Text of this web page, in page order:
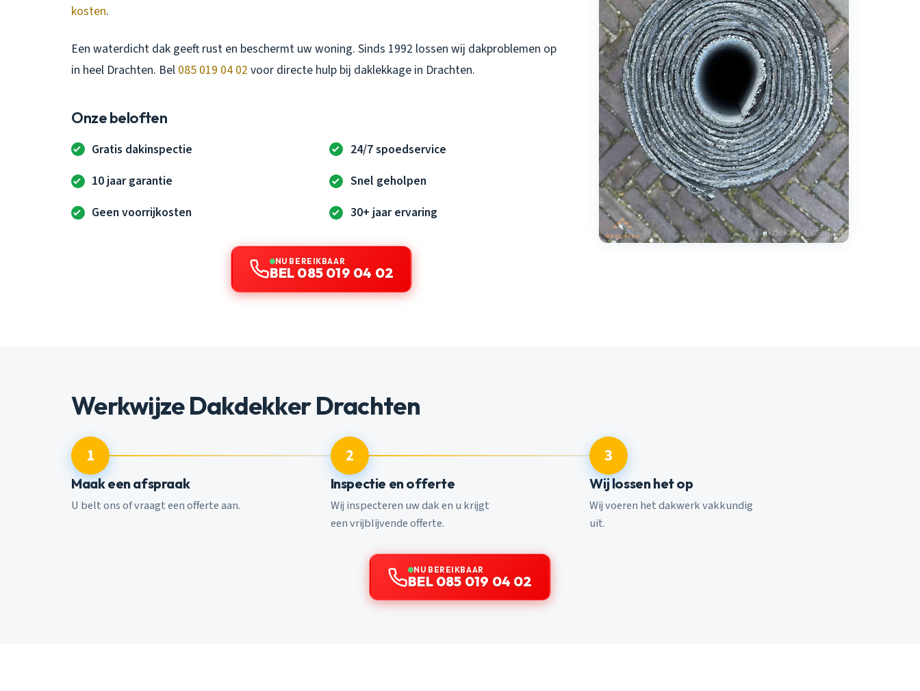
kosten.
Een waterdicht dak geeft rust en beschermt uw woning. Sinds 1992 lossen wij dakproblemen op
in heel Drachten. Bel 085 019 04 02 voor directe hulp bij daklekkage in Drachten.
Onze beloften
Gratis dakinspectie
24/7 spoedservice
10 jaar garantie
Snel geholpen
Geen voorrijkosten
30+ jaar ervaring
NU BEREIKBAAR
BEL 085 019 04 02
Werkwijze Dakdekker Drachten
1
Maak een afspraak
U belt ons of vraagt een offerte aan.
2
Inspectie en offerte
Wij inspecteren uw dak en u krijgt
een vrijblijvende offerte.
3
Wij lossen het op
Wij voeren het dakwerk vakkundig
uit.
NU BEREIKBAAR
BEL 085 019 04 02